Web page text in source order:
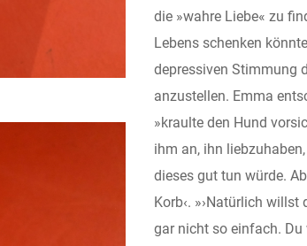
die »wahre Liebe« zu
Lebens schenken
depressiven Stimmung
anzustellen. Emma
»kraulte den Hund
ihm an, ihn
dieses gut tun würde.
Korb‹. »›Natürlich
gar nicht so einfach.